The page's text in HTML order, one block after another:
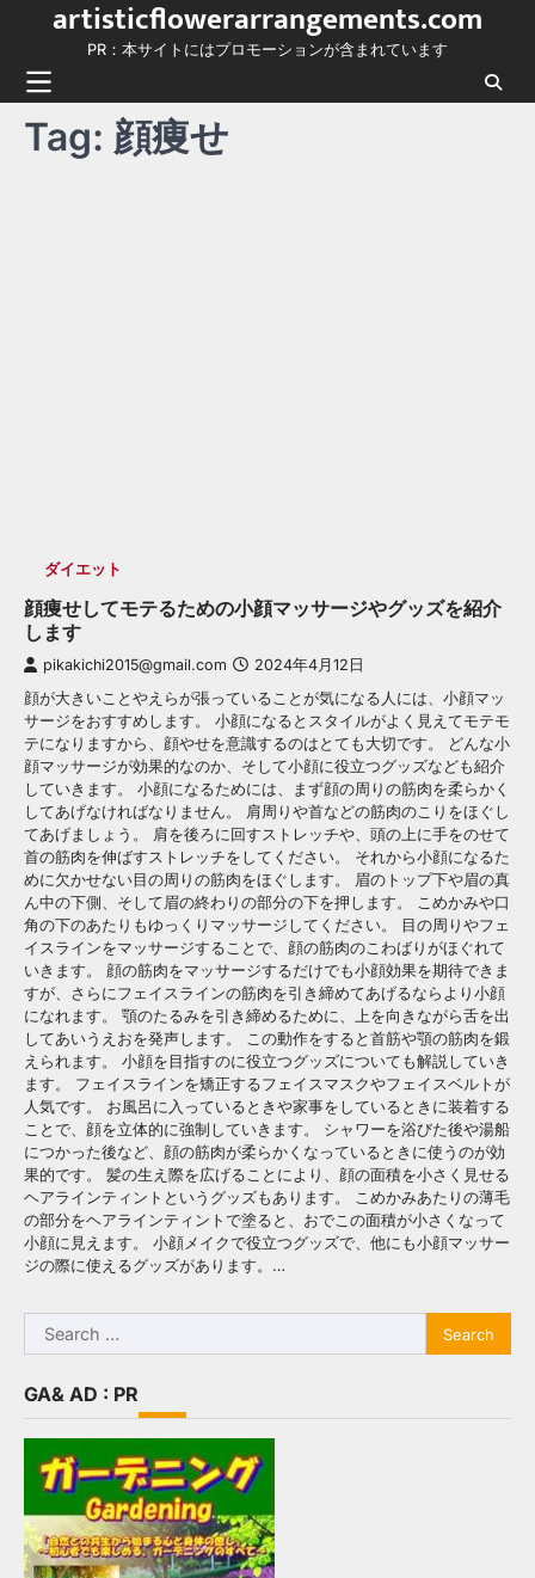
content
artisticflowerarrangements.com
PR：本サイトにはプロモーションが含まれています
Tag: 顔痩せ
ダイエット
顔痩せしてモテるための小顔マッサージやグッズを紹介
します
pikakichi2015@gmail.com 2024年4月12日
顔が大きいことやえらが張っていることが気になる人には、小顔マッ
サージをおすすめします。 小顔になるとスタイルがよく見えてモテモ
テになりますから、顔やせを意識するのはとても大切です。 どんな小
顔マッサージが効果的なのか、そして小顔に役立つグッズなども紹介
していきます。 小顔になるためには、まず顔の周りの筋肉を柔らかく
してあげなければなりません。 肩周りや首などの筋肉のこりをほぐし
てあげましょう。 肩を後ろに回すストレッチや、頭の上に手をのせて
首の筋肉を伸ばすストレッチをしてください。 それから小顔になるた
めに欠かせない目の周りの筋肉をほぐします。 眉のトップ下や眉の真
ん中の下側、そして眉の終わりの部分の下を押します。 こめかみや口
角の下のあたりもゆっくりマッサージしてください。 目の周りやフェ
イスラインをマッサージすることで、顔の筋肉のこわばりがほぐれて
いきます。 顔の筋肉をマッサージするだけでも小顔効果を期待できま
すが、さらにフェイスラインの筋肉を引き締めてあげるならより小顔
になれます。 顎のたるみを引き締めるために、上を向きながら舌を出
してあいうえおを発声します。 この動作をすると首筋や顎の筋肉を鍛
えられます。 小顔を目指すのに役立つグッズについても解説していき
ます。 フェイスラインを矯正するフェイスマスクやフェイスベルトが
人気です。 お風呂に入っているときや家事をしているときに装着する
ことで、顔を立体的に強制していきます。 シャワーを浴びた後や湯船
につかった後など、顔の筋肉が柔らかくなっているときに使うのが効
果的です。 髪の生え際を広げることにより、顔の面積を小さく見せる
ヘアラインティントというグッズもあります。 こめかみあたりの薄毛
の部分をヘアラインティントで塗ると、おでこの面積が小さくなって
小顔に見えます。 小顔メイクで役立つグッズで、他にも小顔マッサー
ジの際に使えるグッズがあります。…
Search
for:
GA& AD : PR